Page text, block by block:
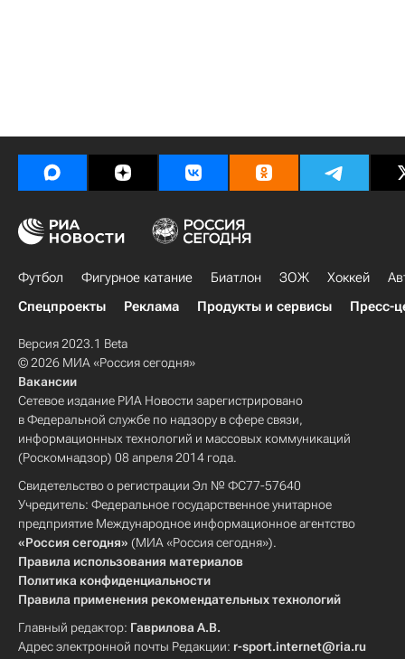
Футбол Фигурное катание Биатлон ЗОЖ Хоккей
Спецпроекты
Реклама Продукты и сервисы Пресс-
Версия 2023.1 Beta
© 2026 МИА «Россия сегодня»
Вакансии
Сетевое издание РИА Новости зарегистрировано
в Федеральной службе по надзору в сфере связи,
информационных технологий и массовых коммуникаций
(Роскомнадзор) 08 апреля 2014 года.
Свидетельство о регистрации Эл № ФС77-57640
Учредитель: Федеральное государственное унитарное
предприятие Международное информационное агентство
«Россия сегодня» (МИА «Россия сегодня»).
Правила использования материалов
Политика конфиденциальности
Правила применения рекомендательных технологий
Главный редактор: Гаврилова А.В.
Адрес электронной почты Редакции: r-sport.internet@ria.ru